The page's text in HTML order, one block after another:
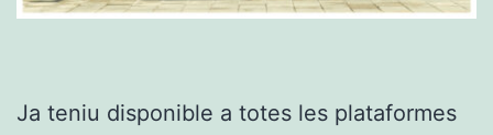
Ja teniu disponible a totes les plataformes